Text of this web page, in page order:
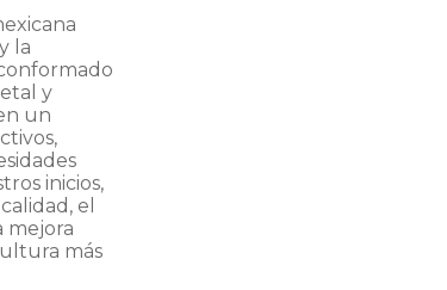
la
y
un
inicios,
el
mejora
más